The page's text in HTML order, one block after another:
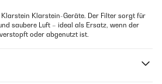
Klarstein-Geräte. Der Filter sorgt für
saubere Luft – ideal als Ersatz, wenn der
oder abgenutzt ist.